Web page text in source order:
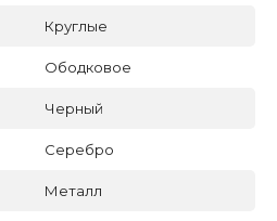
Круглые
Ободковое
Черный
Серебро
Металл